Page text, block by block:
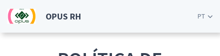
OPUS RH PT